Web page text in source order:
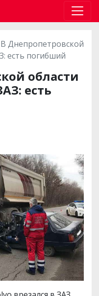
В Днепропетровской
есть погибший
области
есть